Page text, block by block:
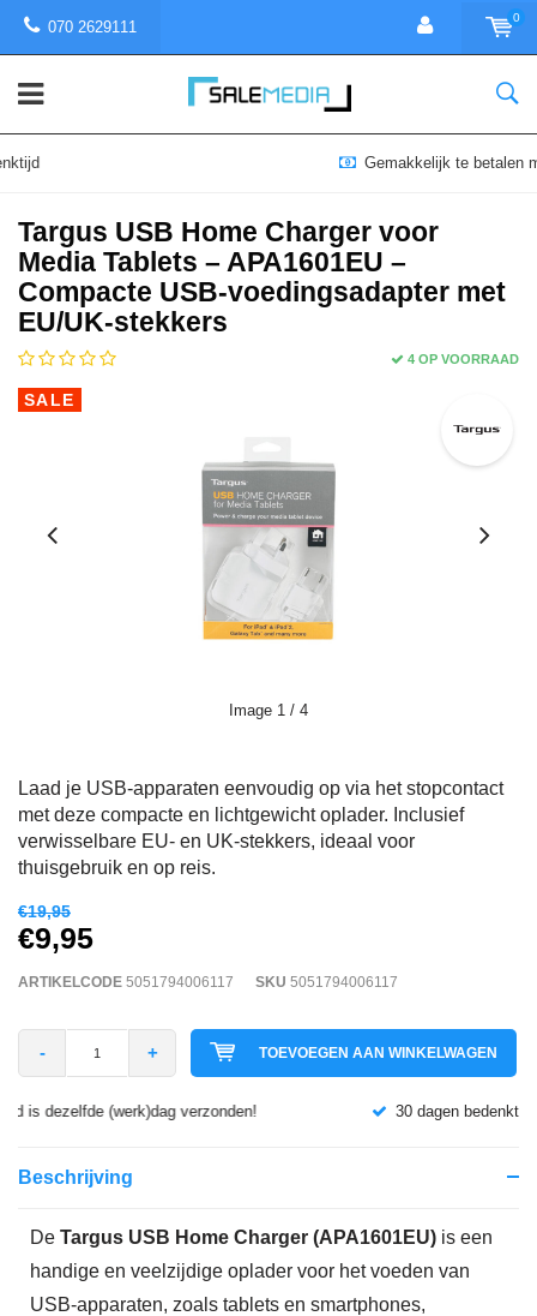
070 2629111
0
Gemakkelijk te betalen met iDEAL | Wero
Targus USB Home Charger voor
Media Tablets – APA1601EU –
Compacte USB-voedingsadapter met
EU/UK-stekkers
4 OP VOORRAAD
SALE
Image 1 / 4
Laad je USB-apparaten eenvoudig op via het stopcontact
met deze compacte en lichtgewicht oplader. Inclusief
verwisselbare EU- en UK-stekkers, ideaal voor
thuisgebruik en op reis.​
€19,95
€9,95
ARTIKELCODE 5051794006117 SKU 5051794006117
- + TOEVOEGEN AAN WINKELWAGEN
30 dagen bedenktijd
Beschrijving
De Targus USB Home Charger (APA1601EU) is een
handige en veelzijdige oplader voor het voeden van
USB-apparaten, zoals tablets en smartphones,